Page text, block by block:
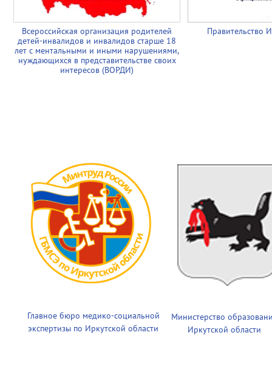
Всероссийская организация родителей
детей-инвалидов и инвалидов старше 18
лет с ментальными и иными нарушениями,
нуждающихся в представительстве своих
интересов (ВОРДИ)
Правительство
Главное бюро медико-социальной
экспертизы по Иркутской области
Министерство
Иркутской области